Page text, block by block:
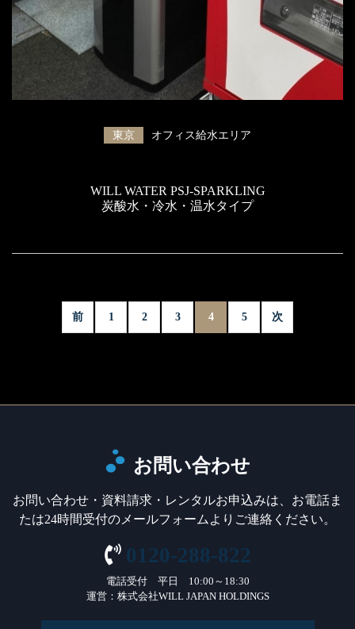
東京 オフィス給水エリア
WILL WATER PSJ-SPARKLING
炭酸水・冷水・温水タイプ
前 1 2 3 4 5 次
お問い合わせ
お問い合わせ・資料請求・レンタルお申込みは、お電話ま
たは24時間受付のメールフォームよりご連絡ください。
0120-288-822
電話受付 平日 10:00～18:30
運営：株式会社WILL JAPAN HOLDINGS